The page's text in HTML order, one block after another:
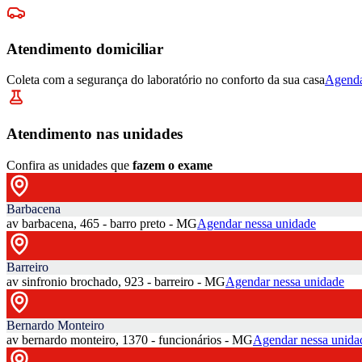
Atendimento domiciliar
Coleta com a segurança do laboratório no conforto da sua casa
Atendimento nas unidades
Confira as unidades que fazem o exame
Barbacena
av barbacena, 465 - barro preto - MGAgendar nessa unidade
Barreiro
av sinfronio brochado, 923 - barreiro - MGAgendar nessa unidade
Bernardo Monteiro
av bernardo monteiro, 1370 - funcionários - MGAgendar nessa